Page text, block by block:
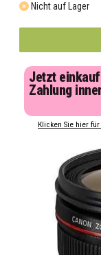
Nicht auf Lager
Jetzt
Zahlung
Klicken Sie hier